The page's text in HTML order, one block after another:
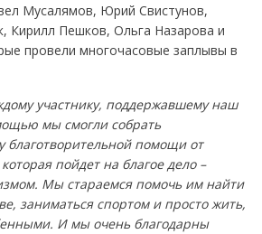
Мусалямов, Юрий Свистунов,
Кирилл Пешков, Ольга Назарова и
провели многочасовые заплывы в
участнику, поддержавшему наш
мы смогли собрать
благотворительной помощи от
пойдет на благое дело –
Мы стараемся помочь им найти
заниматься спортом и просто жить,
И мы очень благодарны